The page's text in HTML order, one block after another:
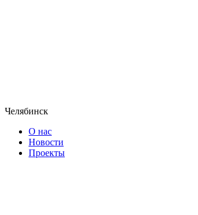
Челябинск
О нас
Новости
Проекты